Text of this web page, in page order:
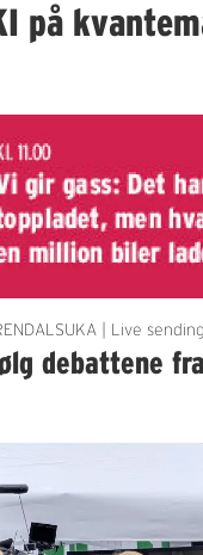
på
| Live sending
debattene